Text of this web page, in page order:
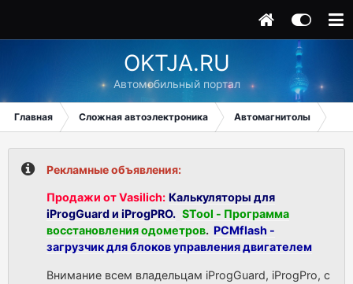
OKTJA.RU
Автомобильный портал
Главная Сложная автоэлектроника Автомагнитолы
Рекламные объявления:
Продажи от Vasilich: Калькуляторы для
iProgGuard и iProgPRO. STool - Программа
восстановления одометров. PCMflash -
загрузчик для блоков управления двигателем
Внимание всем владельцам iProgGuard, iProgPro, с